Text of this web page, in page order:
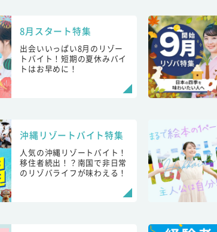
8月スタート特集
出会いいっぱい8月のリゾー
トバイト！短期の夏休みバイ
トはお早めに！
沖縄リゾートバイト特集
人気の沖縄リゾートバイト！
移住者続出！？南国で非日常
のリゾバライフが味わえる！